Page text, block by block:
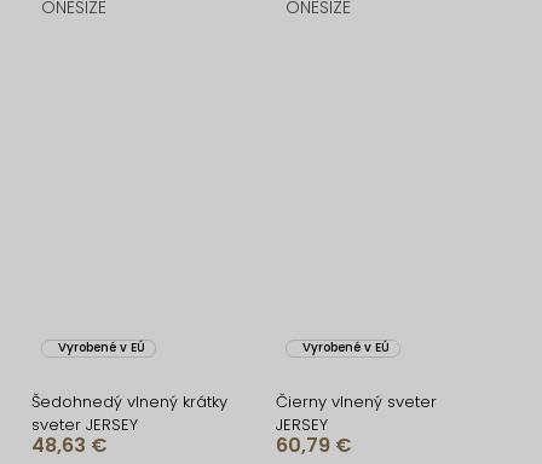
ONESIZE ONESIZE
Vyrobené v EÚ
Šedohnedý vlnený krátky
sveter JERSEY
48,63 €
Vyrobené v EÚ
Čierny vlnený sveter
JERSEY
60,79 €